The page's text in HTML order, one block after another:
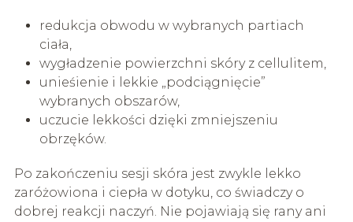
redukcja obwodu w wybranych partiach
ciała,
wygładzenie powierzchni skóry z cellulitem,
unieśienie i lekkie „podciągnięcie”
wybranych obszarów,
uczucie lekkości dzięki zmniejszeniu
obrzęków.
Po zakończeniu sesji skóra jest zwykle lekko
zaróżowiona i ciepła w dotyku, co świadczy o
dobrej reakcji naczyń. Nie pojawiają się rany ani